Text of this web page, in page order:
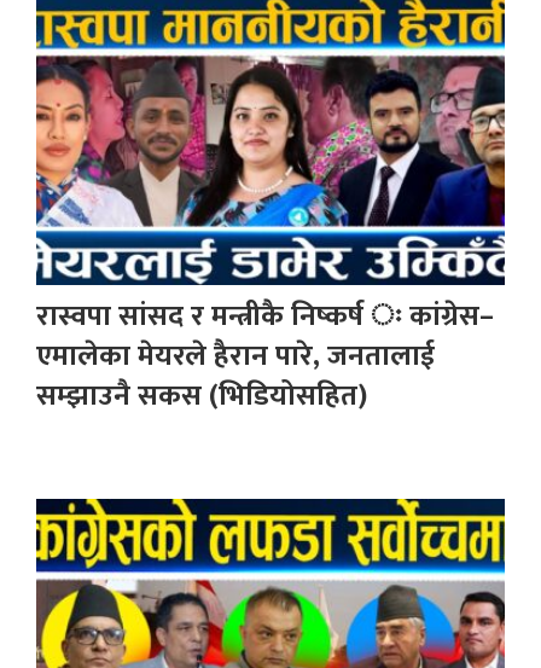
रास्वपा सांसद र मन्त्रीकै निष्कर्ष ः कांग्रेस–
एमालेका मेयरले हैरान पारे, जनतालाई
सम्झाउनै सकस (भिडियोसहित)